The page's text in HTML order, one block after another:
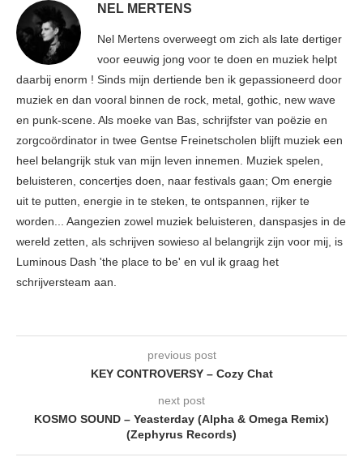
NEL MERTENS
Nel Mertens overweegt om zich als late dertiger
voor eeuwig jong voor te doen en muziek helpt
daarbij enorm ! Sinds mijn dertiende ben ik gepassioneerd door
muziek en dan vooral binnen de rock, metal, gothic, new wave
en punk-scene. Als moeke van Bas, schrijfster van poëzie en
zorgcoördinator in twee Gentse Freinetscholen blijft muziek een
heel belangrijk stuk van mijn leven innemen. Muziek spelen,
beluisteren, concertjes doen, naar festivals gaan; Om energie
uit te putten, energie in te steken, te ontspannen, rijker te
worden... Aangezien zowel muziek beluisteren, danspasjes in de
wereld zetten, als schrijven sowieso al belangrijk zijn voor mij, is
Luminous Dash 'the place to be' en vul ik graag het
schrijversteam aan.
previous post
KEY CONTROVERSY – Cozy Chat
next post
KOSMO SOUND – Yeasterday (Alpha & Omega Remix)
(Zephyrus Records)